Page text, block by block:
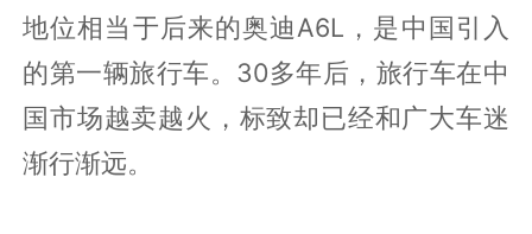
地位相当于后来的奥迪A6L，是中国引入
的第一辆旅行车。30多年后，旅行车在中
国市场越卖越火，标致却已经和广大车迷
渐行渐远。